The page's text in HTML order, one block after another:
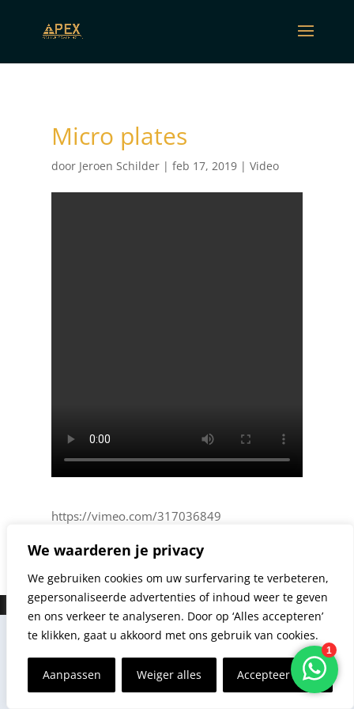
We waarderen je privacy
We gebruiken cookies om uw surfervaring te verbeteren,
gepersonaliseerde advertenties of inhoud weer te geven
en ons verkeer te analyseren. Door op ‘Alles accepteren’
te klikken, gaat u akkoord met ons gebruik van cookies.
Aanpassen Weiger alles Accepteer alles
Micro plates
door Jeroen Schilder| feb 17, 2019| Video
https://vimeo.com/317036849